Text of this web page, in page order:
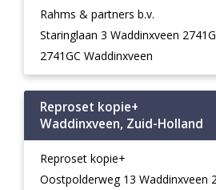
Rahms & partners b.v.
Staringlaan 3 Waddinxveen
2741GC Waddinxveen
Reproset kopie+
Waddinxveen, Zuid-Holland
Reproset kopie+
Oostpolderweg 13 Waddinxveen